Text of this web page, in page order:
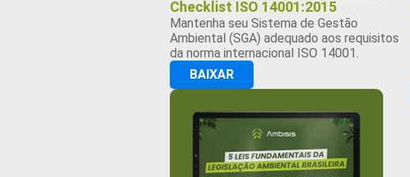
Checklist ISO 14001:2015
Mantenha seu Sistema de Gestão
Ambiental (SGA) adequado aos requisitos
da norma internacional ISO 14001.
BAIXAR